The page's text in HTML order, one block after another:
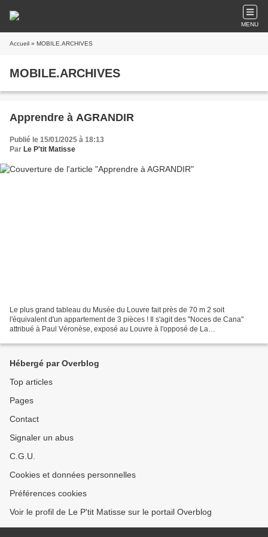
MENU
Accueil » MOBILE.ARCHIVES
MOBILE.ARCHIVES
Apprendre à AGRANDIR
Publié le 15/01/2025 à 18:13
Par Le P'tit Matisse
Le plus grand tableau du Musée du Louvre fait près de 70 m 2 soit
l'équivalent d'un appartement de 3 pièces ! Il s'agit des "Noces de Cana"
attribué à Paul Véronèse, exposé au Louvre à l'opposé de La
Hébergé par Overblog
Top articles
Pages
Contact
Signaler un abus
C.G.U.
Cookies et données personnelles
Préférences cookies
Voir le profil de Le P'tit Matisse sur le portail Overblog